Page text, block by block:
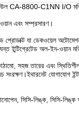
CA-8800-C1NN I/O
এবং সম্প্রসারণ।
যা ডেকওয়েল
ইন্টিগ্রেটেড অল-ইন-ওয়ান
সহজ তারের এবং
যোগাযোগ
সিসি-লিঙ্ক, সিসি-